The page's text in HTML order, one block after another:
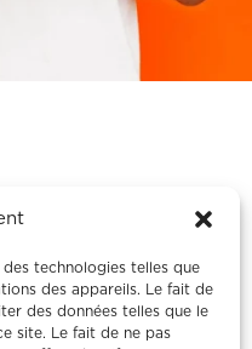
technologies telles que
des appareils. Le fait de
des données telles que le
site. Le fait de ne pas